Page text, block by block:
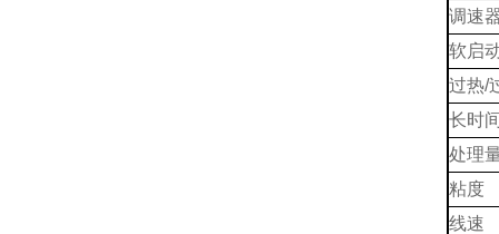
调速
软启
过热/
长时
处理
粘度
线速